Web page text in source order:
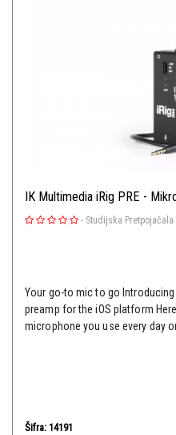
IK Multimedia iRig PRE -
- Studijska Pretpojačala
Your go-to mic to go
preamp for the iOS platform
microphone you use every day
Šifra: 14191